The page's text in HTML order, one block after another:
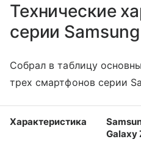
Технические
серии
Собрал в таблицу
трех смартфонов серии
Характеристика
Galaxy